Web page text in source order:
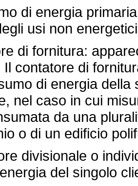
di energia
usi non
di fornitura:
contatore di
di energia della
nel caso in cui
da una
o di un edificio
divisionale o
del singolo